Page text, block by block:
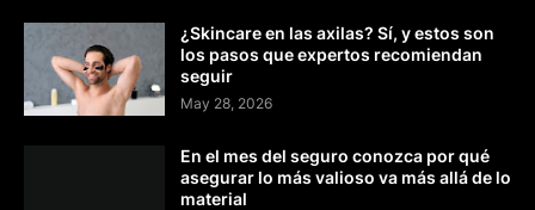
¿Skincare en las axilas? Sí, y estos son
los pasos que expertos recomiendan
seguir
May 28, 2026
En el mes del seguro conozca por qué
asegurar lo más valioso va más allá de lo
material